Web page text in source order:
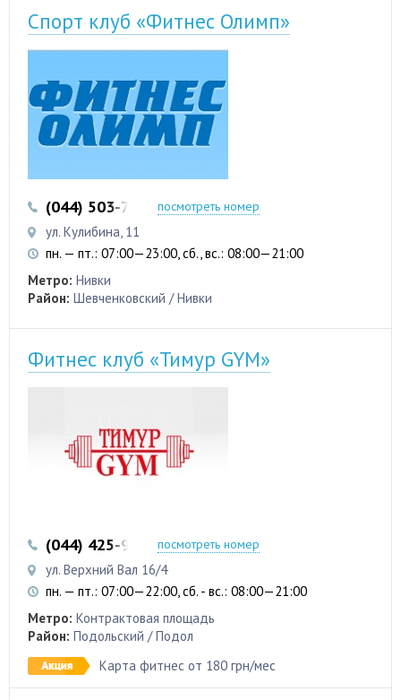
Спорт клуб «Фитнес Олимп»
(044) 503-72-18посмотреть номер
ул. Кулибина, 11
пн. — пт.: 07:00—23:00, сб., вс.: 08:00—21:00
Метро: Нивки
Район: Шевченковский / Нивки
Фитнес клуб «Тимур GYM»
(044) 425-91-99 (093) 361-47-37
посмотреть номер
ул. Верхний Вал 16/4
пн. — пт.: 07:00—22:00, сб. - вс.: 08:00—21:00
Метро: Контрактовая площадь
Район: Подольский / Подол
Карта фитнес от 180 грн/мес